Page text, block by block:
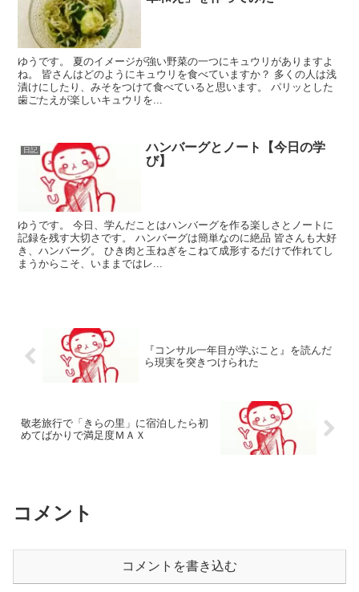
ゆうです。 夏のイメージが強い野菜の一つにキュウリがありますよ
ね。 皆さんはどのようにキュウリを食べていますか？ 多くの人は浅
漬けにしたり、みそをつけて食べていると思います。 パリッとした
歯ごたえが楽しいキュウリを...
日記
ハンバーグとノート【今日の学
び】
ゆうです。 今日、学んだことはハンバーグを作る楽しさとノートに
記録を残す大切さです。 ハンバーグは簡単なのに絶品 皆さんも大好
き、ハンバーグ。 ひき肉と玉ねぎをこねて成形するだけで作れてし
まうからこそ、いままではレ...
『コンサル一年目が学ぶこと』を読んだ
ら現実を突きつけられた
敬老旅行で「きらの里」に宿泊したら初
めてばかりで満足度ＭＡＸ
コメント
コメントを書き込む